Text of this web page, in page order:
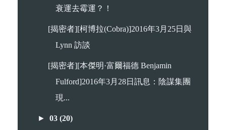
衰運去霉運？！
[揭密者][柯博拉(Cobra)]2016年3月25日與
Lynn 訪談
[揭密者][本傑明·富爾福德 Benjamin
Fulford]2016年3月28日訊息：陰謀集團
現...
►03(20)